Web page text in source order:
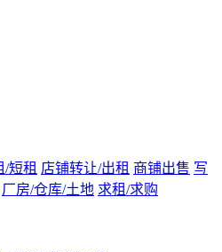
/短租 店铺转让/出租 商铺出售 写
厂房/仓库/土地 求租/求购